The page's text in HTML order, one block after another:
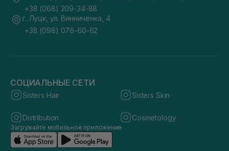
+38 (068) 209-34-88
г. Луцк, ул. Винниченка, 4
+38 (098) 076-60-62
СОЦИАЛЬНЫЕ СЕТИ
Sisters Hair Sisters Skin
Distribution Cosmetology
Загружайте мобильное приложение